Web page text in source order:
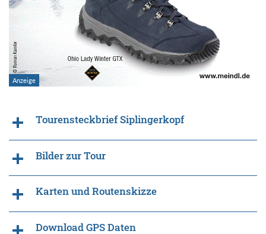
Tourensteckbrief Siplingerkopf
Bilder zur Tour
Karten und Routenskizze
Download GPS Daten